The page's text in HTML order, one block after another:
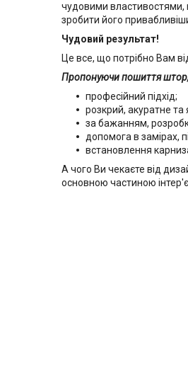
чудовими властивостями,
зробити його
Чудовий результат!
Це все, що потрібно Вам
Пропонуючи пошиття
професійний підхід;
розкрий, акуратне та
за бажанням,
допомога в замірах,
встановлення
А чого Ви чекаєте від
основною частиною